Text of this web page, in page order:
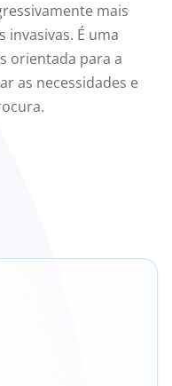
mais
invasivas. É uma
orientada para a
as necessidades e